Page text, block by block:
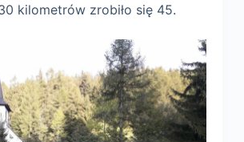
kilometrów zrobiło się 45.